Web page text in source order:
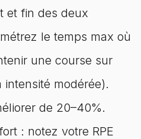
et fin des deux
le temps max où
une course sur
modérée).
de 20–40%.
: notez votre RPE